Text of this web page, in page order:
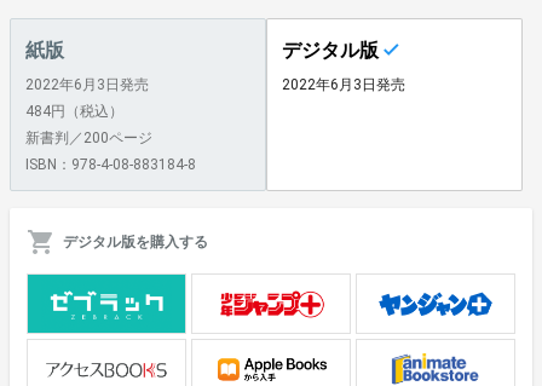
紙版
2022年6月3日発売
484円（税込）
新書判／200ページ
ISBN：978-4-08-883184-8
デジタル版
2022年6月3日発売
デジタル版を購入する